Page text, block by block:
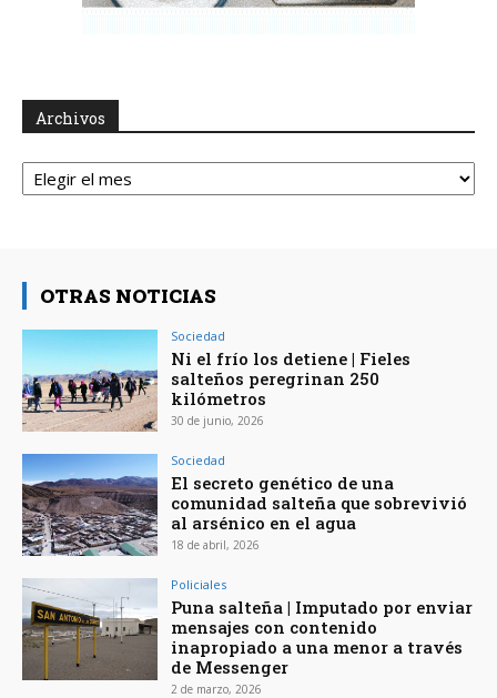
Archivos
Archivos
OTRAS NOTICIAS
Sociedad
Ni el frío los detiene | Fieles
salteños peregrinan 250
kilómetros
30 de junio, 2026
Sociedad
El secreto genético de una
comunidad salteña que sobrevivió
al arsénico en el agua
18 de abril, 2026
Policiales
Puna salteña | Imputado por enviar
mensajes con contenido
inapropiado a una menor a través
de Messenger
2 de marzo, 2026